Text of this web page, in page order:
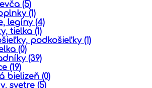
(5)
(1)
legíny (4)
tielka (1)
podkošieľky (1)
(0)
(39)
(19)
bielizeň (0)
svetre (5)